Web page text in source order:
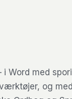
Word med
og